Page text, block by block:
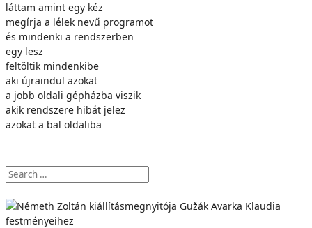
láttam amint egy kéz
megírja a lélek nevű programot
és mindenki a rendszerben
egy lesz
feltöltik mindenkibe
aki újraindul azokat
a jobb oldali gépházba viszik
akik rendszere hibát jelez
azokat a bal oldaliba